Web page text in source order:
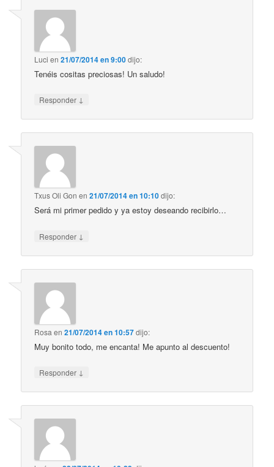
Luci en21/07/2014 en 9:00dijo:
Tenéis cositas preciosas! Un saludo!
Responder ↓
Txus Oli Gon en21/07/2014 en 10:10dijo:
Será mi primer pedido y ya estoy deseando recibirlo…
Responder ↓
Rosa en21/07/2014 en 10:57dijo:
Muy bonito todo, me encanta! Me apunto al descuento!
Responder ↓